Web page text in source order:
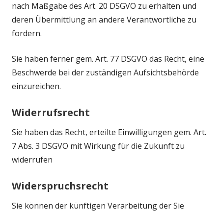
nach Maßgabe des Art. 20 DSGVO zu erhalten und
deren Übermittlung an andere Verantwortliche zu
fordern.
Sie haben ferner gem. Art. 77 DSGVO das Recht, eine
Beschwerde bei der zuständigen Aufsichtsbehörde
einzureichen.
Widerrufsrecht
Sie haben das Recht, erteilte Einwilligungen gem. Art.
7 Abs. 3 DSGVO mit Wirkung für die Zukunft zu
widerrufen
Widerspruchsrecht
Sie können der künftigen Verarbeitung der Sie